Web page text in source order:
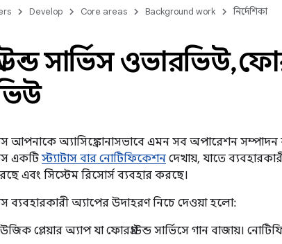
Develop Core areas Background work নির্দেশিকা
সার্ভিস ওভারভিউ,
আপনাকে অ্যাসিঙ্ক্রোনাসভাবে এমন সব অপারেশন
একটিস্ট্যাটাস বার নোটিফিকেশন দেখায়, যাতে
এবং সিস্টেম রিসোর্স ব্যবহার করছে।
ব্যবহারকারী অ্যাপের উদাহরণ নিচে দেওয়া হলো:
প্লেয়ার অ্যাপ যা ফোরগ্রাউন্ড সার্ভিসে গান বাজায়।